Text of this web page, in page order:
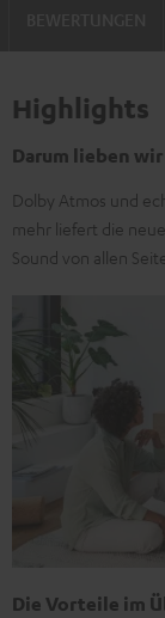
Highlights
Darum lieben
Dolby Atmos und
mehr liefert die
Sound von allen
Die Vorteile im